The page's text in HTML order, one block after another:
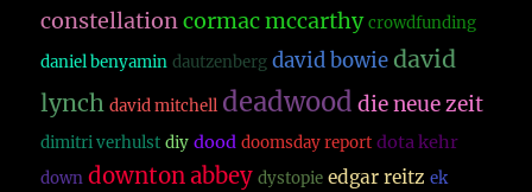
constellationcormac mccarthy crowdfunding
daniel benyamin dautzenberg david bowie david
lynch david mitchell deadwood die neue zeit
dimitri verhulst diy dood doomsday report dota kehr
down downton abbey dystopie edgar reitz ek